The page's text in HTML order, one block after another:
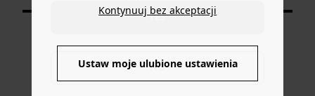
YES
NO
Kontynuuj bez akceptacji
Ustaw moje ulubione ustawienia